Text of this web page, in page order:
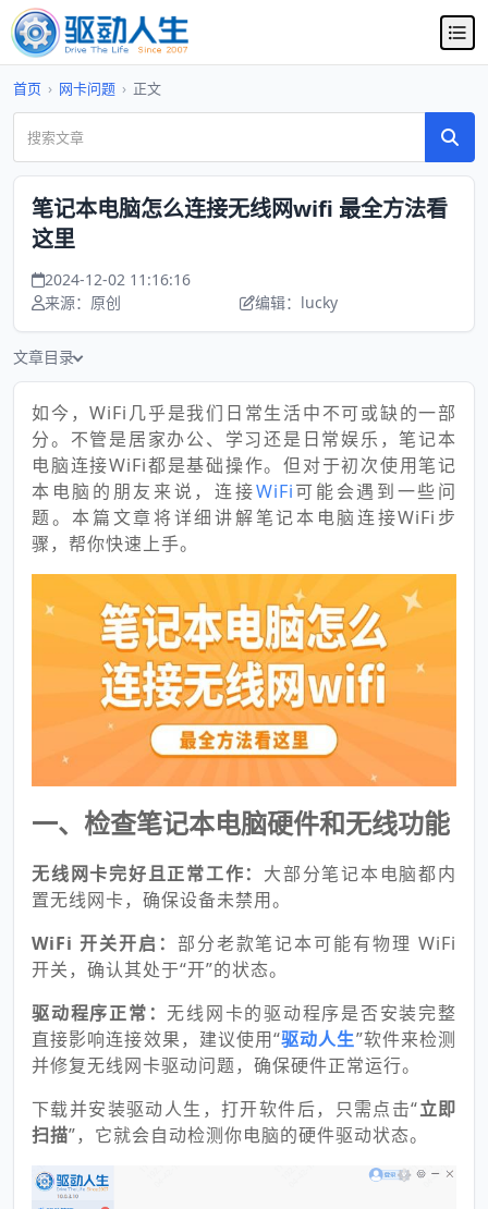
首页 › 网卡问题 › 正文
笔记本电脑怎么连接无线网wifi 最全方法看
这里
2024-12-02 11:16:16
来源：原创
编辑：lucky
文章目录
如今，WiFi几乎是我们日常生活中不可或缺的一部
分。不管是居家办公、学习还是日常娱乐，笔记本
电脑连接WiFi都是基础操作。但对于初次使用笔记
本电脑的朋友来说，连接WiFi可能会遇到一些问
题。本篇文章将详细讲解笔记本电脑连接WiFi 步
骤，帮你快速上手。
一、检查笔记本电脑硬件和无线功能
无线网卡完好且正常工作： 大部分笔记本电脑都内
置无线网卡，确保设备未禁用。
WiFi 开关开启： 部分老款笔记本可能有物理 WiFi
开关，确认其处于“开”的状态。
驱动程序正常：无线网卡的驱动程序是否安装完整
直接影响连接效果，建议使用“驱动人生”软件来检测
并修复无线网卡驱动问题，确保硬件正常运行。
下载并安装驱动人生，打开软件后，只需点击“立即
扫描”，它就会自动检测你电脑的硬件驱动状态。